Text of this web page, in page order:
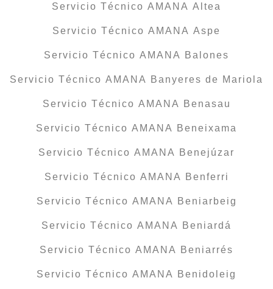
Servicio Técnico AMANA Altea
Servicio Técnico AMANA Aspe
Servicio Técnico AMANA Balones
Servicio Técnico AMANA Banyeres de Mariola
Servicio Técnico AMANA Benasau
Servicio Técnico AMANA Beneixama
Servicio Técnico AMANA Benejúzar
Servicio Técnico AMANA Benferri
Servicio Técnico AMANA Beniarbeig
Servicio Técnico AMANA Beniardá
Servicio Técnico AMANA Beniarrés
Servicio Técnico AMANA Benidoleig